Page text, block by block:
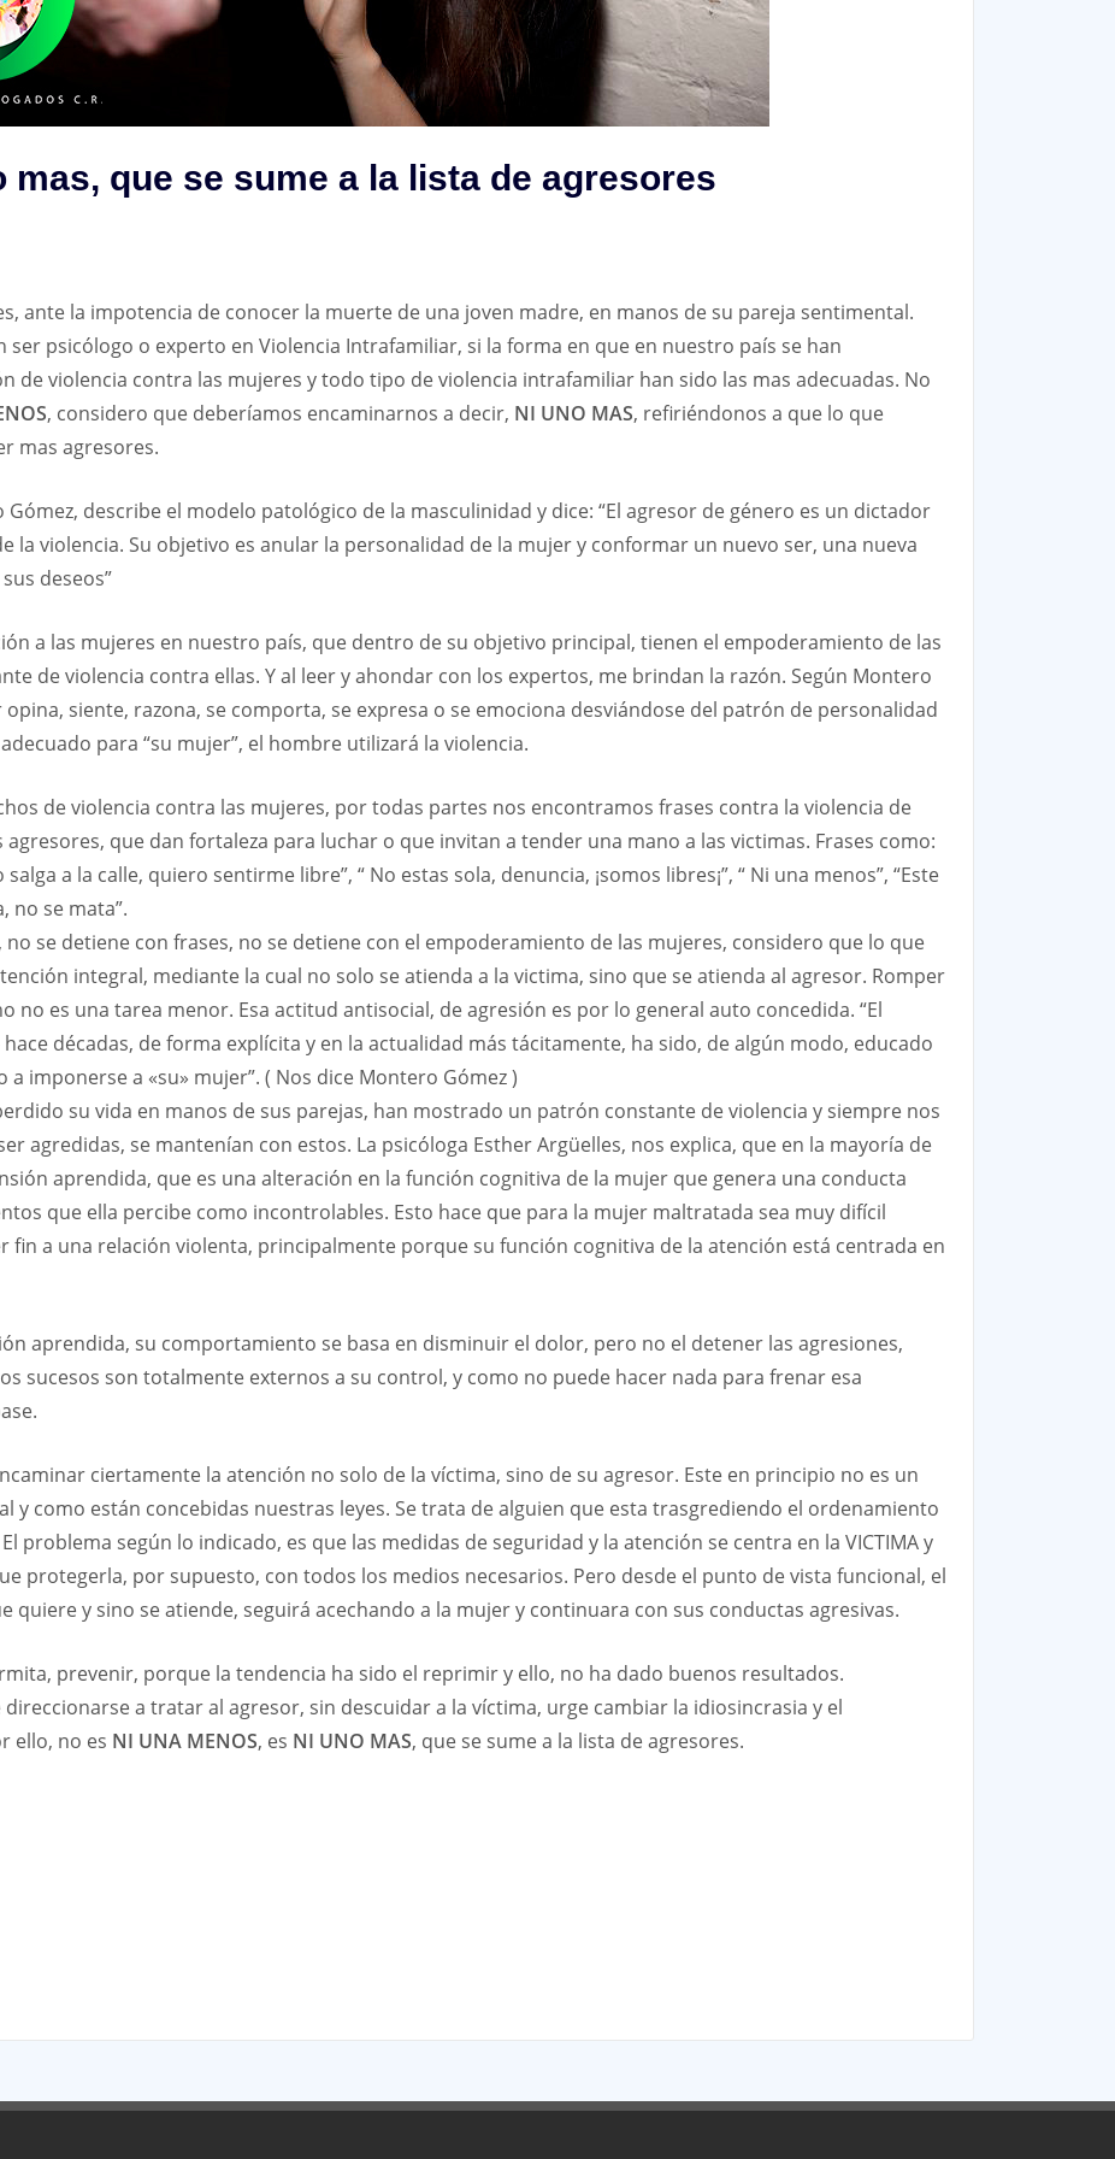
mas, que se sume a la lista de agresores
ante la impotencia de conocer la muerte de una joven madre, en manos de su pareja sentimental.
ser psicólogo o experto en Violencia Intrafamiliar, si la forma en que en nuestro país se han
de violencia contra las mujeres y todo tipo de violencia intrafamiliar han sido las mas adecuadas. No
, considero que deberíamos encaminarnos a decir, NI UNO MAS, refiriéndonos a que lo que
mas agresores.
describe el modelo patológico de la masculinidad y dice: “El agresor de género es un dictador
la violencia. Su objetivo es anular la personalidad de la mujer y conformar un nuevo ser, una nueva
deseos”
a las mujeres en nuestro país, que dentro de su objetivo principal, tienen el empoderamiento de las
de violencia contra ellas. Y al leer y ahondar con los expertos, me brindan la razón. Según Montero
siente, razona, se comporta, se expresa o se emociona desviándose del patrón de personalidad
para “su mujer”, el hombre utilizará la violencia.
de violencia contra las mujeres, por todas partes nos encontramos frases contra la violencia de
que dan fortaleza para luchar o que invitan a tender una mano a las victimas. Frases como:
a la calle, quiero sentirme libre”, “ No estas sola, denuncia, ¡somos libres¡”, “ Ni una menos”, “Este
no se mata”.
no se detiene con frases, no se detiene con el empoderamiento de las mujeres, considero que lo que
integral, mediante la cual no solo se atienda a la victima, sino que se atienda al agresor. Romper
no es una tarea menor. Esa actitud antisocial, de agresión es por lo general auto concedida. “El
décadas, de forma explícita y en la actualidad más tácitamente, ha sido, de algún modo, educado
imponerse a «su» mujer”. ( Nos dice Montero Gómez )
su vida en manos de sus parejas, han mostrado un patrón constante de violencia y siempre nos
agredidas, se mantenían con estos. La psicóloga Esther Argüelles, nos explica, que en la mayoría de
aprendida, que es una alteración en la función cognitiva de la mujer que genera una conducta
que ella percibe como incontrolables. Esto hace que para la mujer maltratada sea muy difícil
a una relación violenta, principalmente porque su función cognitiva de la atención está centrada en
aprendida, su comportamiento se basa en disminuir el dolor, pero no el detener las agresiones,
sucesos son totalmente externos a su control, y como no puede hacer nada para frenar esa
ciertamente la atención no solo de la víctima, sino de su agresor. Este en principio no es un
y como están concebidas nuestras leyes. Se trata de alguien que esta trasgrediendo el ordenamiento
problema según lo indicado, es que las medidas de seguridad y la atención se centra en la VICTIMA y
protegerla, por supuesto, con todos los medios necesarios. Pero desde el punto de vista funcional, el
quiere y sino se atiende, seguirá acechando a la mujer y continuara con sus conductas agresivas.
prevenir, porque la tendencia ha sido el reprimir y ello, no ha dado buenos resultados.
a tratar al agresor, sin descuidar a la víctima, urge cambiar la idiosincrasia y el
ello, no es NI UNA MENOS, es NI UNO MAS, que se sume a la lista de agresores.